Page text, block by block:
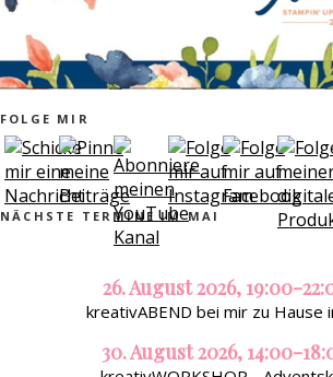
FOLGE MIR
NÄCHSTE TERMINE IM MAI
26. August 2026, 19:00-
kreativABEND bei mir zu Hause
30. August 2026, 14:00-